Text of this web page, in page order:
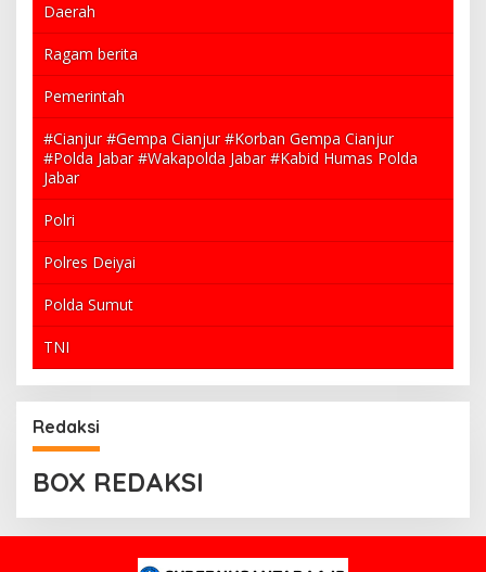
Daerah
Ragam berita
Pemerintah
#Cianjur #Gempa Cianjur #Korban Gempa Cianjur
#Polda Jabar #Wakapolda Jabar #Kabid Humas Polda
Jabar
Polri
Polres Deiyai
Polda Sumut
TNI
Redaksi
BOX REDAKSI